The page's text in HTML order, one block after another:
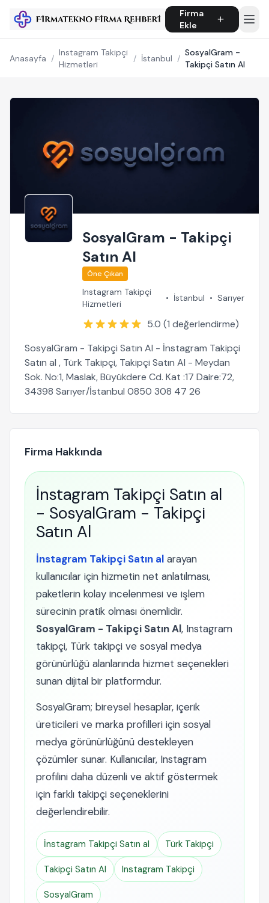
Firma
Ekle
Anasayfa /
Instagram Takipçi
Hizmetleri
/ İstanbul /
SosyalGram -
Takipçi Satın Al
SosyalGram - Takipçi
Satın Al
Öne Çıkan
Instagram Takipçi
Hizmetleri
• İstanbul • Sarıyer
5.0 (1 değerlendirme)
SosyalGram - Takipçi Satın Al - İnstagram Takipçi
Satın al , Türk Takipçi, Takipçi Satın Al - Meydan
Sok. No:1, Maslak, Büyükdere Cd. Kat :17 Daire:72,
34398 Sarıyer/İstanbul 0850 308 47 26
Firma Hakkında
İnstagram Takipçi Satın al
- SosyalGram - Takipçi
Satın Al
İnstagram Takipçi Satın al arayan
kullanıcılar için hizmetin net anlatılması,
paketlerin kolay incelenmesi ve işlem
sürecinin pratik olması önemlidir.
SosyalGram - Takipçi Satın Al, Instagram
takipçi, Türk takipçi ve sosyal medya
görünürlüğü alanlarında hizmet seçenekleri
sunan dijital bir platformdur.
SosyalGram; bireysel hesaplar, içerik
üreticileri ve marka profilleri için sosyal
medya görünürlüğünü destekleyen
çözümler sunar. Kullanıcılar, Instagram
profilini daha düzenli ve aktif göstermek
için farklı takipçi seçeneklerini
değerlendirebilir.
İnstagram Takipçi Satın al Türk Takipçi
Takipçi Satın Al Instagram Takipçi
SosyalGram